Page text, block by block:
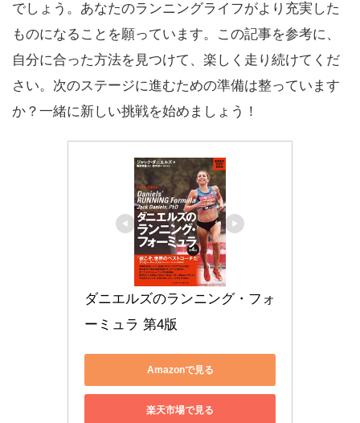
でしょう。あなたのランニングライフがより充実した
ものになることを願っています。この記事を参考に、
自分に合った方法を見つけて、楽しく走り続けてくだ
さい。次のステージに進むための準備は整っています
か？一緒に新しい挑戦を始めましょう！
ダニエルズのランニング・フォ
ーミュラ 第4版
Amazonで見る
楽天市場で見る